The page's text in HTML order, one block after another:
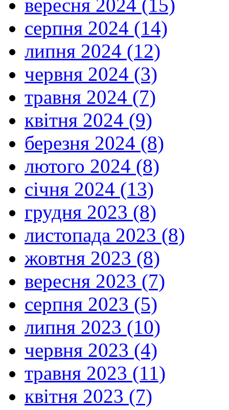
вересня 2024 (15)
серпня 2024 (14)
липня 2024 (12)
червня 2024 (3)
травня 2024 (7)
квітня 2024 (9)
березня 2024 (8)
лютого 2024 (8)
січня 2024 (13)
грудня 2023 (8)
листопада 2023 (8)
жовтня 2023 (8)
вересня 2023 (7)
серпня 2023 (5)
липня 2023 (10)
червня 2023 (4)
травня 2023 (11)
квітня 2023 (7)